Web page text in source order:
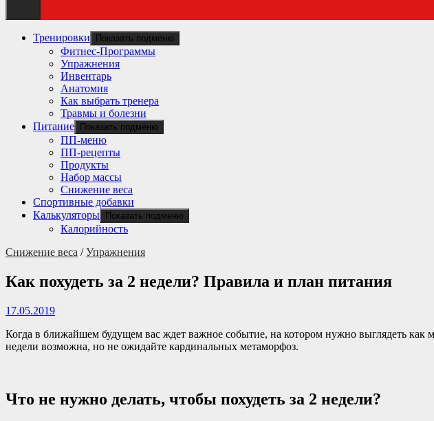
Тренировки Показать подменю
Фитнес-Программы
Упражнения
Инвентарь
Анатомия
Как выбрать тренера
Травмы и болезни
Питание
Показать подменю
ПП-меню
ПП-рецепты
Продукты
Набор массы
Снижение веса
Спортивные добавки
Калькуляторы
Показать подменю
Калорийность
Снижение веса /Упражнения
Как похудеть за 2 недели? Правила и план питания
17.05.2019
Когда в ближайшем будущем вас ждет важное событие, на котором нужно выглядеть
недели возможна, но не ожидайте кардинальных метаморфоз.
Что не нужно делать, чтобы похудеть за 2 недели?